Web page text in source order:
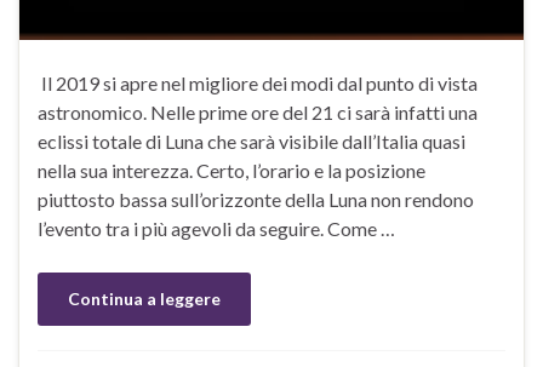
Il 2019 si apre nel migliore dei modi dal punto di vista
astronomico. Nelle prime ore del 21 ci sarà infatti una
eclissi totale di Luna che sarà visibile dall’Italia quasi
nella sua interezza. Certo, l’orario e la posizione
piuttosto bassa sull’orizzonte della Luna non rendono
l’evento tra i più agevoli da seguire. Come …
Continua a leggere